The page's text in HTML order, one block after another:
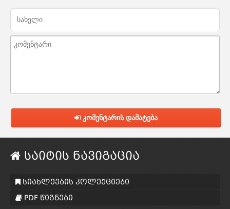
კომენტარის დამატება
საიტის ნავიგაცია
სიახლეების კოლექციები
PDF წიგნები